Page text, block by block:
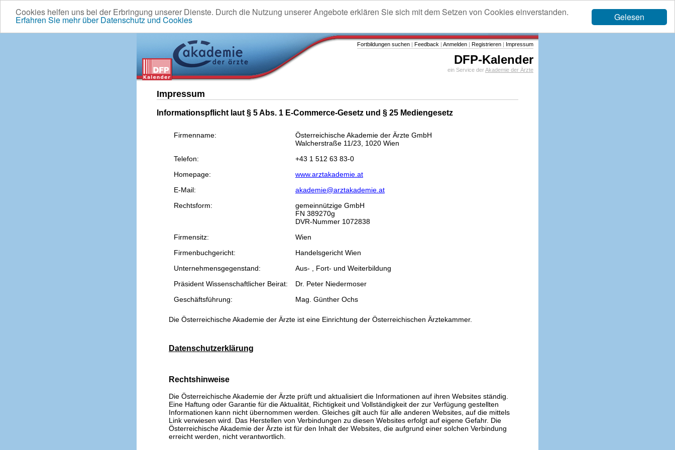
Gelesen
Cookies helfen uns bei der Erbringung unserer Dienste. Durch die Nutzung unserer Angebote erklären Sie sich mit dem Setzen von Cookies einverstanden.
Erfahren Sie mehr über Datenschutz und Cookies
Fortbildungen suchen | Feedback | Anmelden | Registrieren | Impressum
DFP-Kalender
ein Service derAkademie der Ärzte
Impressum
Informationspflicht laut § 5 Abs. 1 E-Commerce-Gesetz und § 25 Mediengesetz
Firmenname:
Österreichische Akademie der Ärzte GmbH
Walcherstraße 11/23, 1020 Wien
Telefon:
+43 1 512 63 83-0
Homepage:
www.arztakademie.at
E-Mail:
akademie@arztakademie.at
Rechtsform:
gemeinnützige GmbH
FN 389270g
DVR-Nummer 1072838
Firmensitz:
Wien
Firmenbuchgericht:
Handelsgericht Wien
Unternehmensgegenstand:
Aus- , Fort- und Weiterbildung
Präsident Wissenschaftlicher Beirat:
Dr. Peter Niedermoser
Geschäftsführung:
Mag. Günther Ochs
Die Österreichische Akademie der Ärzte ist eine Einrichtung der Österreichischen Ärztekammer.
Datenschutzerklärung
Rechtshinweise
Die Österreichische Akademie der Ärzte prüft und aktualisiert die Informationen auf ihren Websites ständig.
Eine Haftung oder Garantie für die Aktualität, Richtigkeit und Vollständigkeit der zur Verfügung gestellten
Informationen kann nicht übernommen werden. Gleiches gilt auch für alle anderen Websites, auf die mittels
Link verwiesen wird. Das Herstellen von Verbindungen zu diesen Websites erfolgt auf eigene Gefahr. Die
Österreichische Akademie der Ärzte ist für den Inhalt der Websites, die aufgrund einer solchen Verbindung
erreicht werden, nicht verantwortlich.